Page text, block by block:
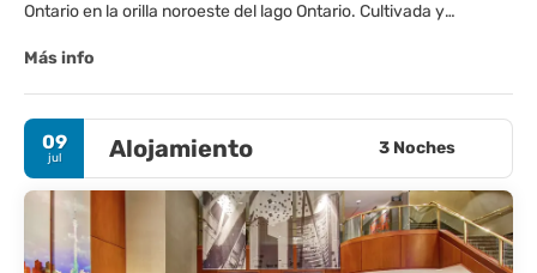
Ontario en la orilla noroeste del lago Ontario. Cultivada y
diversa del planeta.
Torre CN, esta torre de comunicación se sitúa en la asombrosa
cifra de 1.815 pies y ofrece vistas espectaculares de Toronto. Un
hito histórico importante de Toronto es el Ayuntamiento Viejo,
que data de 1899. El museo más grande de Canadá de la cultura
mundial, el Royal Ontario Museum exhibe artefactos
impresionantes y objetos arqueológicos de todo el mundo.
Más info
09
jul Alojamiento 3 Noches